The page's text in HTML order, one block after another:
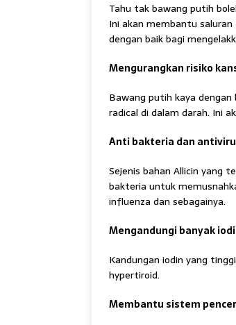
Tahu tak bawang putih
Ini akan membantu
dengan baik bagi
Mengurangkan risiko
Bawang putih kaya
radical di dalam darah. Ini
Anti bakteria dan
Sejenis bahan Allicin yang
bakteria untuk
influenza dan sebagainya.
Mengandungi banyak
Kandungan iodin yang
hypertiroid.
Membantu sistem